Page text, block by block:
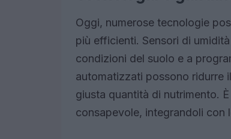
Oggi, numerose tecnologie
più efficienti. Sensori di
condizioni del suolo e a
automatizzati possono ridurre
giusta quantità di nutrimento.
consapevole, integrandoli con